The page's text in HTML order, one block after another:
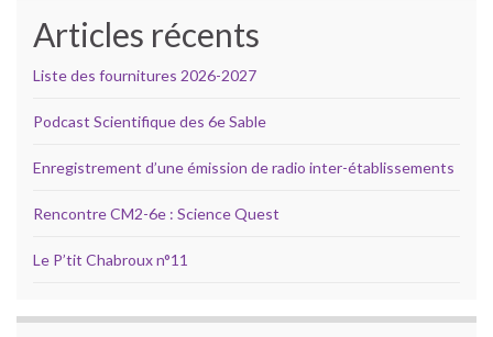
Articles récents
Liste des fournitures 2026-2027
Podcast Scientifique des 6e Sable
Enregistrement d’une émission de radio inter-établissements
Rencontre CM2-6e : Science Quest
Le P’tit Chabroux n°11